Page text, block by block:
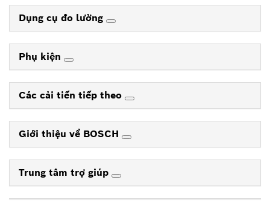
Dụng cụ đo lường
Phụ kiện
Các cải tiến tiếp theo
Giới thiệu về BOSCH
Trung tâm trợ giúp